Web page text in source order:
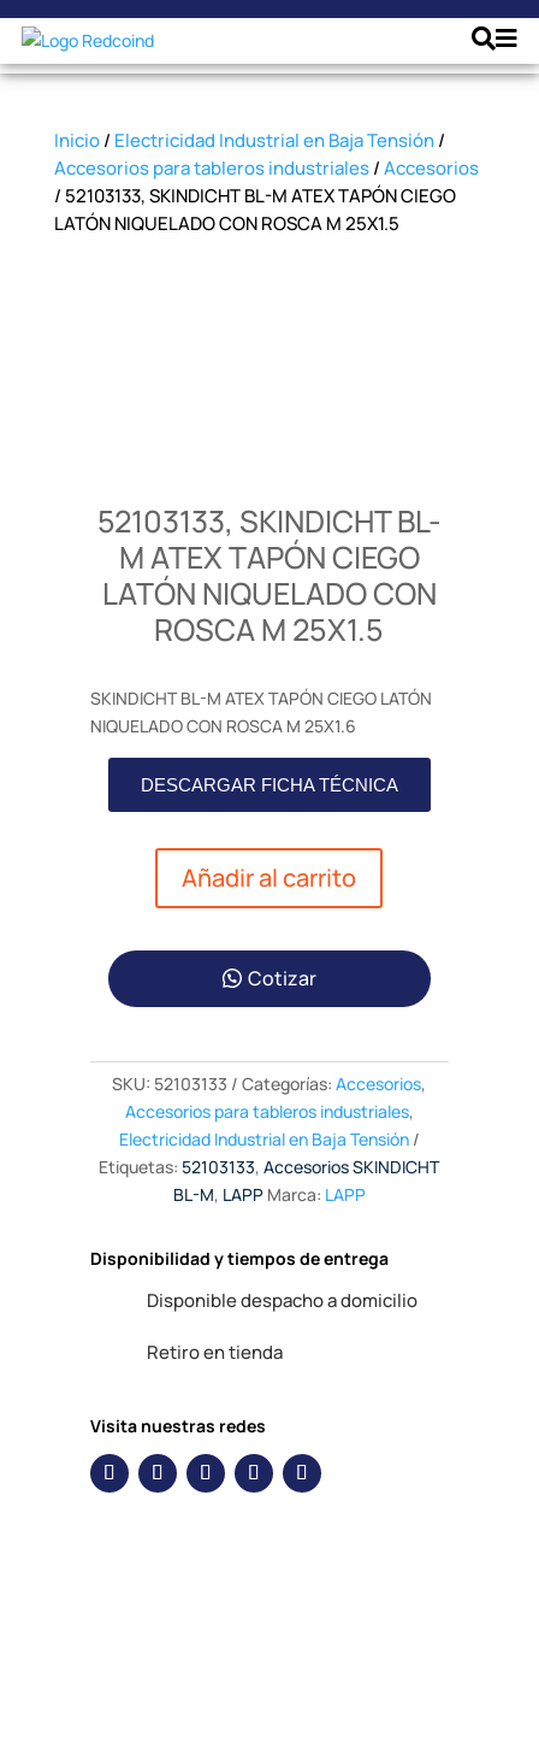
Inicio/ Electricidad Industrial en Baja Tensión/
Accesorios para tableros industriales/Accesorios
/ 52103133, SKINDICHT BL-M ATEX TAPÓN CIEGO
LATÓN NIQUELADO CON ROSCA M 25X1.5
52103133, SKINDICHT BL-
M ATEX TAPÓN CIEGO
LATÓN NIQUELADO CON
ROSCA M 25X1.5
SKINDICHT BL-M ATEX TAPÓN CIEGO LATÓN
NIQUELADO CON ROSCA M 25X1.6
DESCARGAR FICHA TÉCNICA
Añadir al carrito
Cotizar
SKU: 52103133 Categorías:Accesorios,
Accesorios para tableros industriales,
Electricidad Industrial en Baja Tensión
Etiquetas: 52103133,Accesorios SKINDICHT
BL-M, LAPP Marca: LAPP
Disponibilidad y tiempos de entrega
Disponible despacho a domicilio
Retiro en tienda
Visita nuestras redes